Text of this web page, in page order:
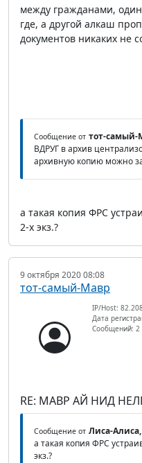
между гражданами,
где, а другой алкаш
документов никаких не
Сообщение от тот-самый-
ВДРУГ в архив
архивную копию можно
а такая копия ФРС
2-х экз.?
9 октября 2020 08:08
тот-самый-Мавр
IP/Host:
Дата
Сообщений: 2
RE: МАВР АЙ НИД
Сообщение от Лиса-
а такая копия ФРС
экз.?